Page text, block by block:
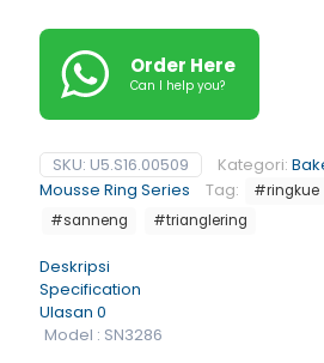
Order Here
Can I help you?
SKU: U5.S16.00509 Kategori:
Mousse Ring Series
Tag: #ringkue
#sanneng
#trianglering
Deskripsi
Specification
Ulasan 0
Model : SN3286